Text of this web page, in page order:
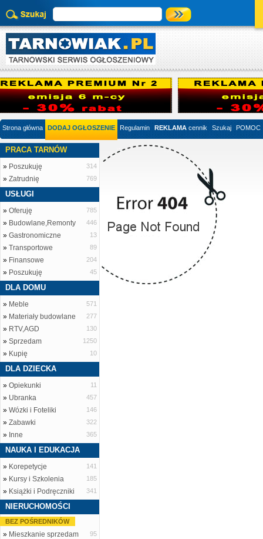
Strona główna DODAJ OGŁOSZENIE Regulamin REKLAMA cennik Szukaj POMOC
PRACA TARNÓW
» Poszukuję 314
» Zatrudnię 769
USŁUGI
» Oferuję 785
» Budowlane,Remonty 446
» Gastronomiczne 13
» Transportowe 89
» Finansowe 204
» Poszukuję 45
DLA DOMU
» Meble 571
» Materiały budowlane 277
» RTV,AGD 130
» Sprzedam 1250
» Kupię 10
DLA DZIECKA
» Opiekunki 11
» Ubranka 457
» Wózki i Foteliki 146
» Zabawki 322
» Inne 365
NAUKA I EDUKACJA
» Korepetycje 141
» Kursy i Szkolenia 185
» Książki i Podręczniki 341
NIERUCHOMOŚCI
BEZ POŚREDNIKÓW
» Mieszkanie sprzedam 95